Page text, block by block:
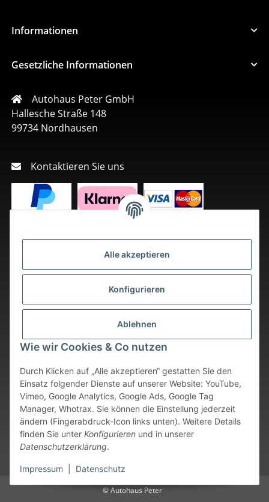
Alle akzeptieren
Konfigurieren
Ablehnen
Wie wir Cookies & Co nutzen
Durch Klicken auf „Alle akzeptieren“ gestatten Sie den
Einsatz folgender Dienste auf unserer Website: YouTube,
Vimeo, Google Analytics, Google Ads, Google Tag
Manager, Whotrax. Sie können die Einstellung jederzeit
ändern (Fingerabdruck-Icon links unten). Weitere Details
finden Sie unter Konfigurieren und in unserer
Datenschutzerklärung.
Impressum Datenschutz
Informationen
Gesetzliche Informationen
Autohaus Peter GmbH
Hallesche Straße 148
99734 Nordhausen
Kontaktieren Sie uns
Vertrag widerrufen
* Alle Preise inkl. gesetzlicher USt., zzgl.Versand
verfügbaren Artikeln erfolgt der Versand innerhalb von 24
© Autohaus Peter